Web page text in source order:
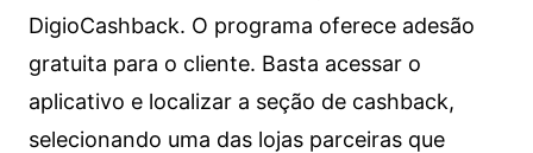
DigioCashback. O programa oferece adesão
gratuita para o cliente. Basta acessar o
aplicativo e localizar a seção de cashback,
selecionando uma das lojas parceiras que